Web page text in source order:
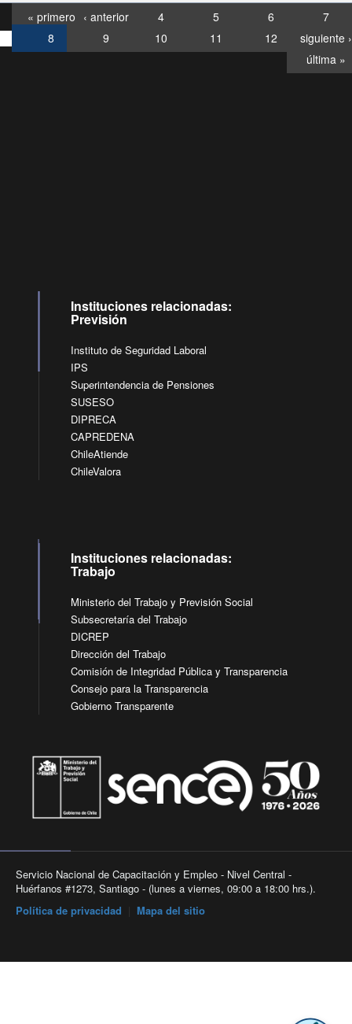
« primero ‹ anterior 4 5 6
7
8
9 10 11 12
siguiente ›
última »
Instituciones relacionadas:
Previsión
Instituto de Seguridad Laboral
IPS
Superintendencia de Pensiones
SUSESO
DIPRECA
CAPREDENA
ChileAtiende
ChileValora
Instituciones relacionadas:
Trabajo
Ministerio del Trabajo y Previsión Social
Subsecretaría del Trabajo
DICREP
Dirección del Trabajo
Comisión de Integridad Pública y Transparencia
Consejo para la Transparencia
Gobierno Transparente
Servicio Nacional de Capacitación y Empleo - Nivel Central -
Huérfanos #1273, Santiago - (lunes a viernes, 09:00 a 18:00 hrs.).
Política de privacidad
Mapa del sitio